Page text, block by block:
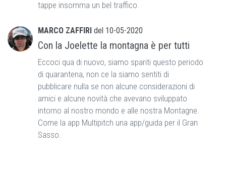
tappe insomma un bel traffico.
MARCO ZAFFIRI del 10-05-2020
Con la Joelette la montagna è per tutti
Eccoci qua di nuovo, siamo spariti questo periodo
di quarantena, non ce la siamo sentiti di
pubblicare nulla se non alcune considerazioni di
amici e alcune novità che avevano sviluppato
intorno al nostro mondo e alle nostra Montagne.
Come la app Multipitch una app/guida per il Gran
Sasso.